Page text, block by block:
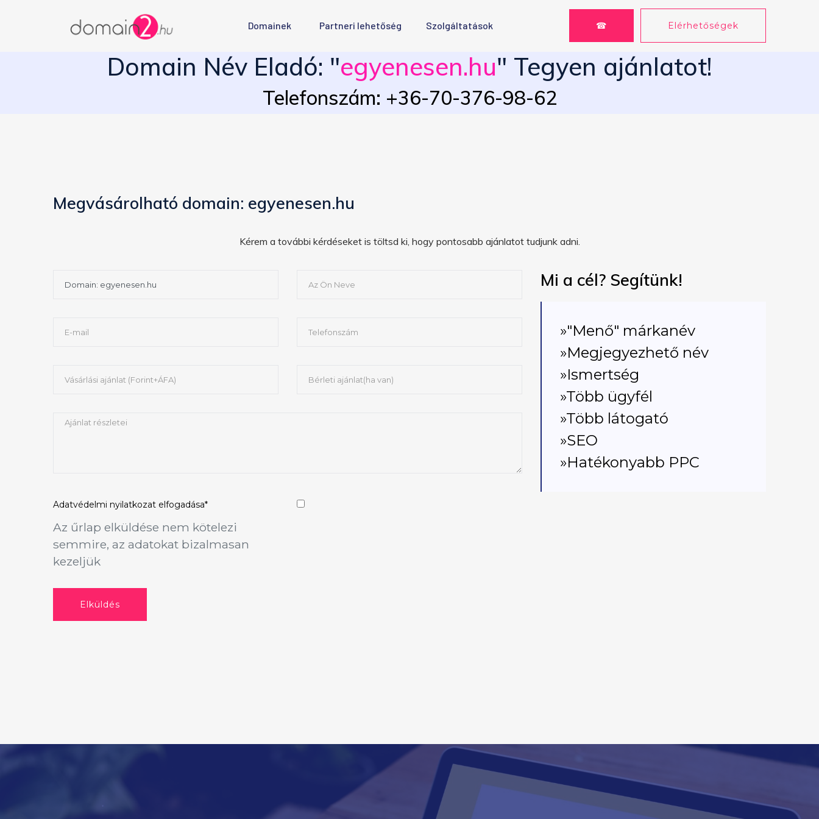
Domainek Partneri lehetőség Szolgáltatások ☎ Elérhetőségek
Domain Név Eladó: "egyenesen.hu" Tegyen ajánlatot!
Telefonszám: +36-70-376-98-62
Megvásárolható domain: egyenesen.hu
Kérem a további kérdéseket is töltsd ki, hogy pontosabb ajánlatot tudjunk adni.
Adatvédelmi nyilatkozat elfogadása*
Az űrlap elküldése nem kötelezi
semmire, az adatokat bizalmasan
kezeljük
Elküldés
Mi a cél? Segítünk!
»"Menő" márkanév
»Megjegyezhető név
»Ismertség
»Több ügyfél
»Több látogató
»SEO
»Hatékonyabb PPC